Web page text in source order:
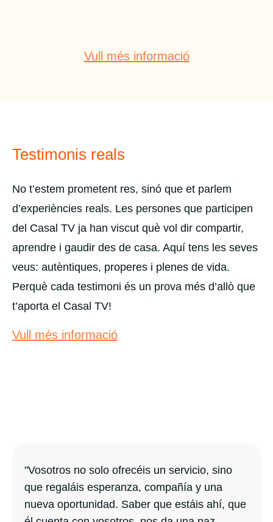
Vull més informació
Testimonis reals
No t’estem prometent res, sinó que et parlem
d’experiències reals. Les persones que participen
del Casal TV ja han viscut què vol dir compartir,
aprendre i gaudir des de casa. Aquí tens les seves
veus: autèntiques, properes i plenes de vida.
Perquè cada testimoni és un prova més d’allò que
t’aporta el Casal TV!
Vull més informació
"Vosotros no solo ofrecéis un servicio, sino
que regaláis esperanza, compañía y una
nueva oportunidad. Saber que estáis ahí, que